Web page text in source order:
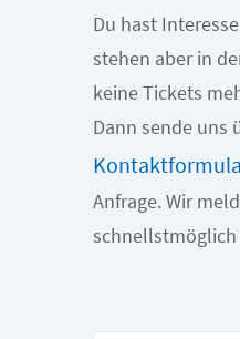
Du hast
stehen aber in
keine Tickets
Dann sende uns
Anfrage. Wir